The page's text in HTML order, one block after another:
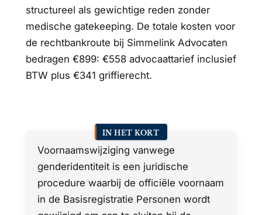
structureel als gewichtige reden zonder
medische gatekeeping. De totale kosten voor
de rechtbankroute bij Simmelink Advocaten
bedragen €899: €558 advocaattarief inclusief
BTW plus €341 griffierecht.
IN HET KORT
Voornaamswijziging vanwege
genderidentiteit is een juridische
procedure waarbij de officiële voornaam
in de Basisregistratie Personen wordt